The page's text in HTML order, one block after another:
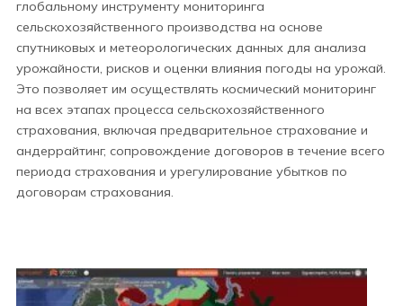
глобальному инструменту мониторинга
сельскохозяйственного производства на основе
спутниковых и метеорологических данных для анализа
урожайности, рисков и оценки влияния погоды на урожай.
Это позволяет им осуществлять космический мониторинг
на всех этапах процесса сельскохозяйственного
страхования, включая предварительное страхование и
андеррайтинг, сопровождение договоров в течение всего
периода страхования и урегулирование убытков по
договорам страхования.